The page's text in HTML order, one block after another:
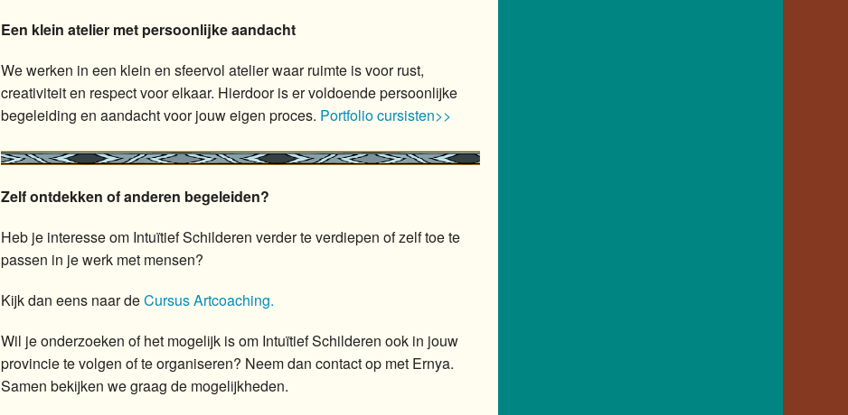
Een klein atelier met persoonlijke aandacht
We werken in een klein en sfeervol atelier waar ruimte is voor rust,
creativiteit en respect voor elkaar. Hierdoor is er voldoende persoonlijke
begeleiding en aandacht voor jouw eigen proces. Portfolio cursisten>>
Zelf ontdekken of anderen begeleiden?
Heb je interesse om Intuïtief Schilderen verder te verdiepen of zelf toe te
passen in je werk met mensen?
Kijk dan eens naar deCursus Artcoaching.
Wil je onderzoeken of het mogelijk is om Intuïtief Schilderen ook in jouw
provincie te volgen of te organiseren? Neem dan contact op met Ernya.
Samen bekijken we graag de mogelijkheden.